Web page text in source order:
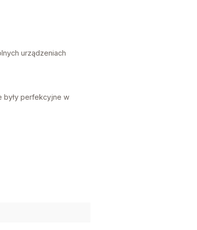
urządzeniach
były perfekcyjne w